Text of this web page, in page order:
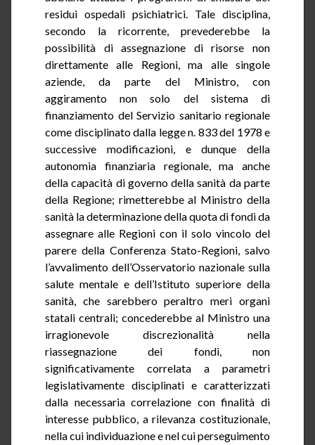
residui ospedali psichiatrici. Tale disciplina,
secondo la ricorrente, prevederebbe la
possibilità di assegnazione di risorse non
direttamente alle Regioni, ma alle singole
aziende, da parte del Ministro, con
aggiramento non solo del sistema di
finanziamento del Servizio sanitario regionale
come disciplinato dalla legge n. 833 del 1978 e
successive modificazioni, e dunque della
autonomia finanziaria regionale, ma anche
della capacità di governo della sanità da parte
della Regione; rimetterebbe al Ministro della
sanità la determinazione della quota di fondi da
assegnare alle Regioni con il solo vincolo del
parere della Conferenza Stato-Regioni, salvo
l’avvalimento dell’Osservatorio nazionale sulla
salute mentale e dell’Istituto superiore della
sanità, che sarebbero peraltro meri organi
statali centrali; concederebbe al Ministro una
irragionevole discrezionalità nella
riassegnazione dei fondi, non
significativamente correlata a parametri
legislativamente disciplinati e caratterizzati
dalla necessaria correlazione con finalità di
interesse pubblico, a rilevanza costituzionale,
nella cui individuazione e nel cui perseguimento